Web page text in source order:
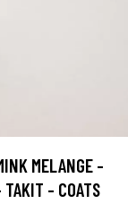
MELANGE -
TAKIT - COATS